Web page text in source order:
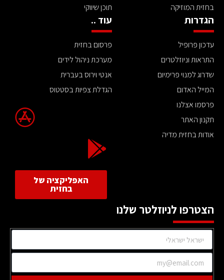
בחזית המוזיקה
תוכן שיווקי
הגדרות
עדכון פרופיל
התראות וניוזלטרים
שדרוג למנוי פרימיום
המייל האדום
פרסמו אצלנו
תקנון האתר
אודות בחזית מדיה
עוד ..
פרסום בחזית
מערכת ניהול לידים
אנטי וירוס בעברית
הגדלת צפיות בסטטוס
האפליקציה של
בחזית
הצטרפו לניוזלטר שלנו